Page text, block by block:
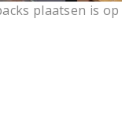
plaatsen is